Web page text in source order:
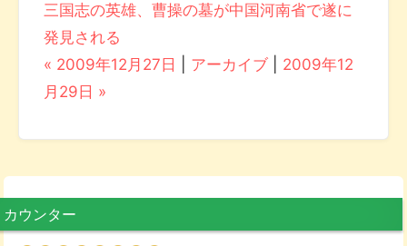
三国志の英雄、曹操の墓が中国河南省で遂に
発見される
« 2009年12月27日
アーカイブ
2009年12
月29日 »
カウンター